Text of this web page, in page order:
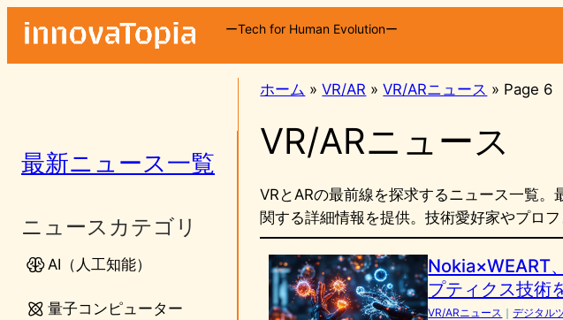
を
ーTech for Human Evolutionー
最新ニュース一覧
ニュースカテゴリ
AI（人工知能）
量子コンピューター
ホーム » VR/AR » VR/ARニュース » Page 6
VR/ARニュース
VRとARの最前線を探求するニュース一覧
関する詳細情報を提供。技術愛好家やプロ
Nokia×WEART
プティクス技術
VR/ARニュース ｜デジタル